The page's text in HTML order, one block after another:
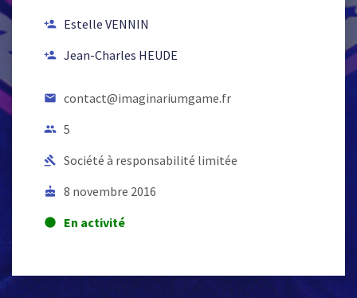
person_add Estelle VENNIN
person_add Jean-Charles HEUDE
email contact@imaginariumgame.fr
people 5
gavel Société à responsabilité limitée
cake 8 novembre 2016
lens En activité